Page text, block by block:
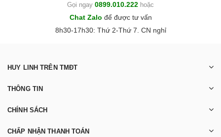
Gọi ngay 0899.010.222 hoặc
Chat Zalo để được tư vấn
8h30-17h30: Thứ 2-Thứ 7. CN nghỉ
HUY LINH TRÊN TMĐT
THÔNG TIN
CHÍNH SÁCH
CHẤP NHẬN THANH TOÁN